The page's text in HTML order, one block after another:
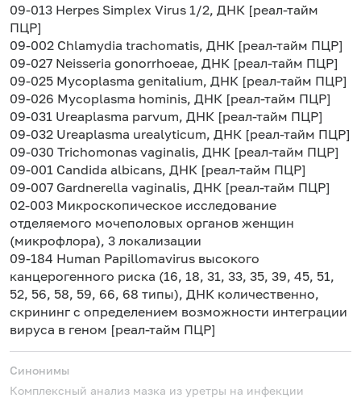
09-013 Herpes Simplex Virus 1/2, ДНК [реал-тайм
ПЦР]
09-002 Chlamydia trachomatis, ДНК [реал-тайм ПЦР]
09-027 Neisseria gonorrhoeae, ДНК [реал-тайм ПЦР]
09-025 Mycoplasma genitalium, ДНК [реал-тайм ПЦР]
09-026 Mycoplasma hominis, ДНК [реал-тайм ПЦР]
09-031 Ureaplasma parvum, ДНК [реал-тайм ПЦР]
09-032 Ureaplasma urealyticum, ДНК [реал-тайм ПЦР]
09-030 Trichomonas vaginalis, ДНК [реал-тайм ПЦР]
09-001 Candida albicans, ДНК [реал-тайм ПЦР]
09-007 Gardnerella vaginalis, ДНК [реал-тайм ПЦР]
02-003 Микроскопическое исследование
отделяемого мочеполовых органов женщин
(микрофлора), 3 локализации
09-184 Human Papillomavirus высокого
канцерогенного риска (16, 18, 31, 33, 35, 39, 45, 51,
52, 56, 58, 59, 66, 68 типы), ДНК количественно,
скрининг с определением возможности интеграции
вируса в геном [реал-тайм ПЦР]
Синонимы
Комплексный анализ мазка из уретры на инфекции